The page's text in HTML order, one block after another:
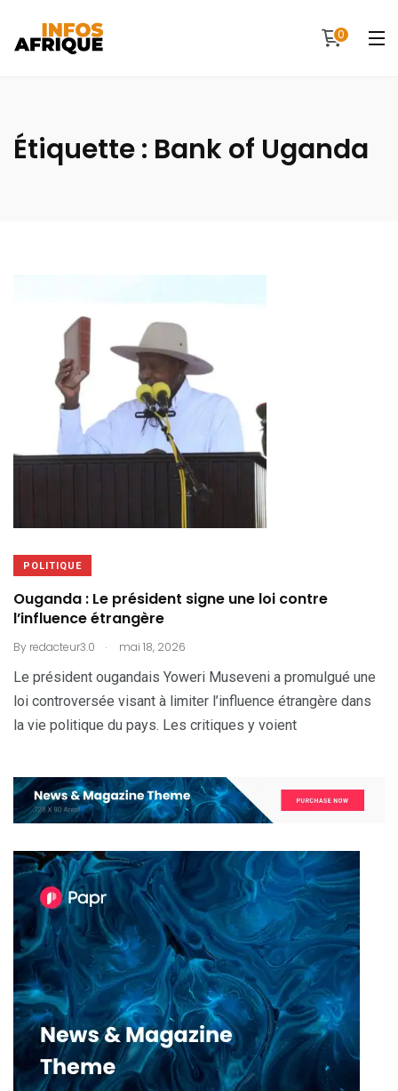
0
Étiquette : Bank of Uganda
POLITIQUE
Ouganda : Le président signe une loi contre
l’influence étrangère
By redacteur3.0 . mai 18, 2026
Le président ougandais Yoweri Museveni a promulgué une
loi controversée visant à limiter l’influence étrangère dans
la vie politique du pays. Les critiques y voient